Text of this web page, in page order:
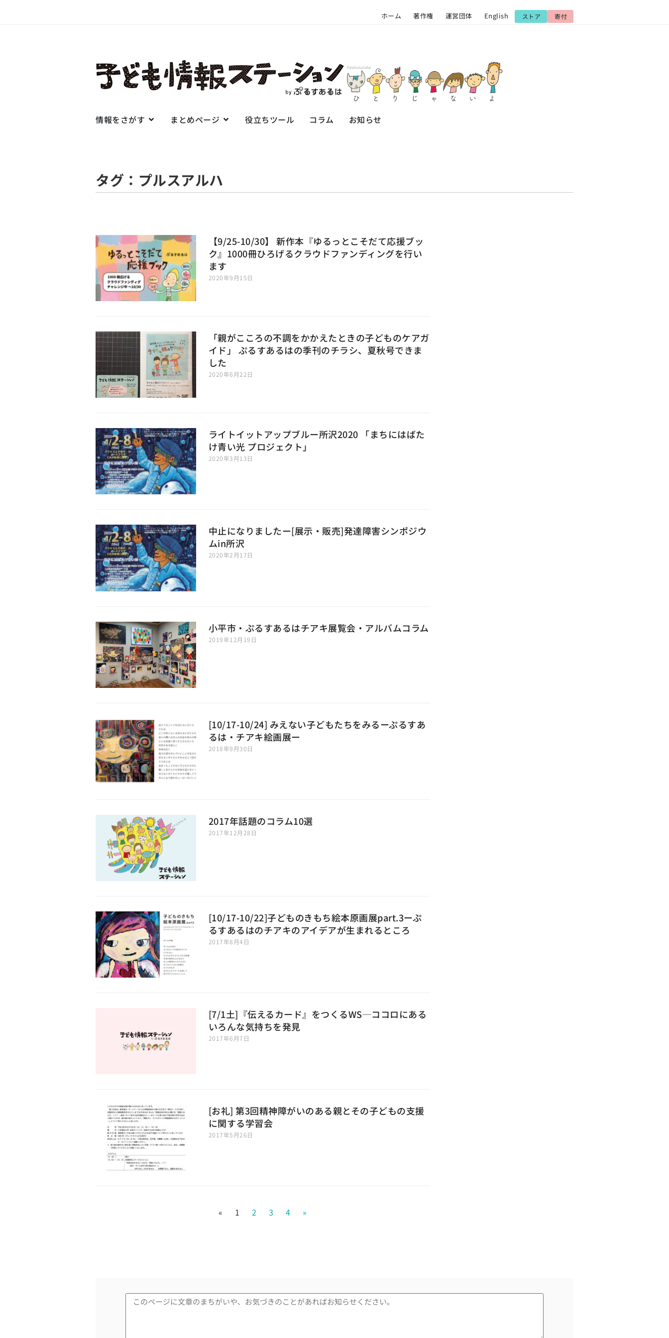
ホーム 著作権 運営団体 English ストア 寄付
情報をさがす まとめページ 役立ちツール コラム お知らせ
タグ：プルスアルハ
【9/25-10/30】 新作本『ゆるっとこそだて応援ブッ
ク』1000冊ひろげるクラウドファンディングを行い
ます
2020年9月15日
「親がこころの不調をかかえたときの子どものケアガ
イド」 ぷるすあるはの季刊のチラシ、夏秋号できま
した
2020年6月22日
ライトイットアップブルー所沢2020 「まちにはばた
け青い光 プロジェクト」
2020年3月13日
中止になりましたー[展示・販売]発達障害シンポジウ
ムin所沢
2020年2月17日
小平市・ぷるすあるはチアキ展覧会・アルバムコラム
2019年12月19日
[10/17-10/24] みえない子どもたちをみるーぷるすあ
るは・チアキ絵画展ー
2018年9月30日
2017年話題のコラム10選
2017年12月28日
[10/17-10/22]子どものきもち絵本原画展part.3ーぷ
るすあるはのチアキのアイデアが生まれるところ
2017年8月4日
[7/1土]『伝えるカード』をつくるWS─ココロにある
いろんな気持ちを発見
2017年6月7日
[お礼] 第3回精神障がいのある親とその子どもの支援
に関する学習会
2017年5月26日
« 1 2 3 4 »